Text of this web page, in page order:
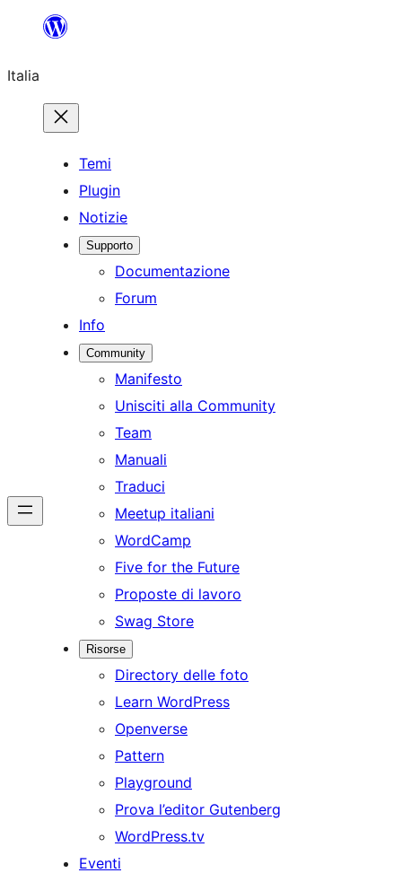
contenuto
Italia
Temi
Plugin
Notizie
Supporto
Documentazione
Forum
Info
Community
Manifesto
Unisciti alla Community
Team
Manuali
Traduci
Meetup italiani
WordCamp
Five for the Future
Proposte di lavoro
Swag Store
Risorse
Directory delle foto
Learn WordPress
Openverse
Pattern
Playground
Prova l’editor Gutenberg
WordPress.tv
Eventi